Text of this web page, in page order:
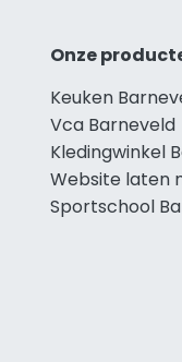
Onze
Keuken
Vca Barneveld
Kledingwinkel
Website laten
Sportschool